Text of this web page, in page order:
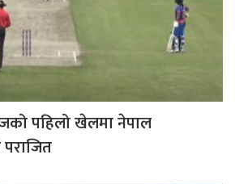
पहिलो खेलमा नेपाल